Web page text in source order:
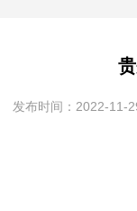
发布时间：2022-11-